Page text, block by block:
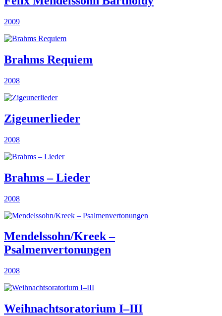
2009
Brahms Requiem
2008
Zigeunerlieder
2008
Brahms – Lieder
2008
Mendelssohn/Kreek –
Psalmenvertonungen
2008
Weihnachtsoratorium I–III